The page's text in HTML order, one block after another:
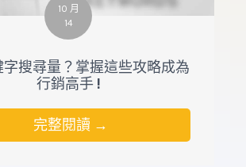
10 月
14
字搜尋量？掌握這些攻略成為
行銷高手 !
完整閱讀 →